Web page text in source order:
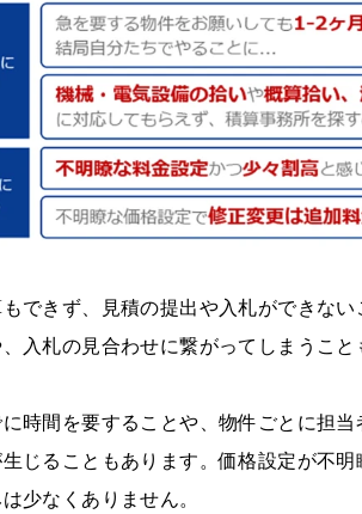
できず、見積の提出や入札ができな
入札の見合わせに繋がってしまうこと
時間を要することや、物件ごとに担
じることもあります。価格設定が不
少なくありません。